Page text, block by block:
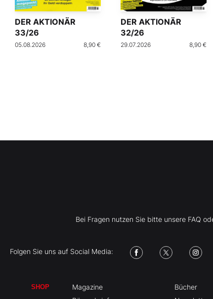
DER AKTIONÄR
33/26
05.08.2026 8,90 €
DER AKTIONÄR
32/26
29.07.2026 8,90 €
Bei Fragen nutzen Sie bitte unsere FAQ
Folgen Sie uns auf Social Media:
SHOP
Magazine
Bücher